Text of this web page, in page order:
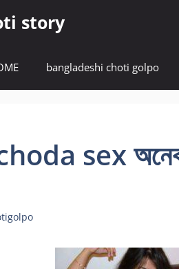
story
bangladeshi choti golpo
sex অনেক